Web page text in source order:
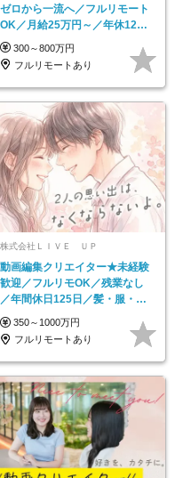
ゼロから一流へ／フルリモート
OK／月給25万円～／年休125
日以上
300～800万円
フルリモートあり
株式会社ＬＩＶＥ ＵＰ
動画編集クリエイター★未経験
歓迎／フルリモOK／残業なし
／年間休日125日／髪・服・ネ
イル自由／研修充実で安心
350～1000万円
フルリモートあり